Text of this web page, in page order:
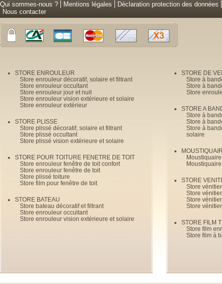
Qui sommes-nous ? Mentions légales
Déclaration protection des données
Nous contacter
STORE ENROULEUR
Store enrouleur décoratif, solaire et filtrant
Store enrouleur occultant
Store enrouleur jour et nuit
Store enrouleur vision extérieure et solaire
Store enrouleur extérieur
STORE PLISSE
Store plissé décoratif, solaire et filtrant
Store plissé occultant
Store plissé vision extérieure et solaire
STORE POUR TOITURE FENETRE DE TOIT
Store enrouleur fenêtre de toit confort
Store enrouleur fenêtre de toit
Store plissé toiture
Store film pour fenêtre de toit
STORE BATEAU
Store bateau décoratif et filtrant
Store enrouleur occultant
Store enrouleur vision extérieure et solaire
STORE DE
Store à
Store à
Store
STORE A
Store à
Store à
Store à
solaire
STORE
Store
Store
Store
Store
STORE FILM
Store film
Store film à